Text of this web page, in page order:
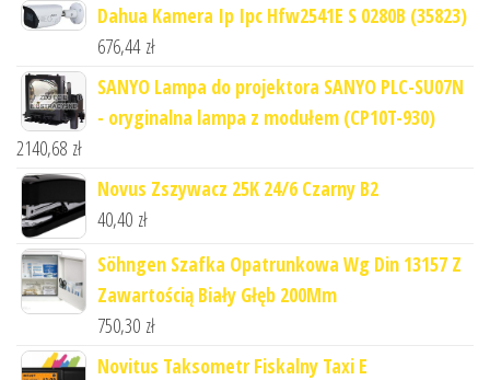
Dahua Kamera Ip Ipc Hfw2541E S 0280B (35823)
676,44 zł
SANYO Lampa do projektora SANYO PLC-SU07N
- oryginalna lampa z modułem (CP10T-930)
2140,68 zł
Novus Zszywacz 25K 24/6 Czarny B2
40,40 zł
Söhngen Szafka Opatrunkowa Wg Din 13157 Z
Zawartością Biały Głęb 200Mm
750,30 zł
Novitus Taksometr Fiskalny Taxi E